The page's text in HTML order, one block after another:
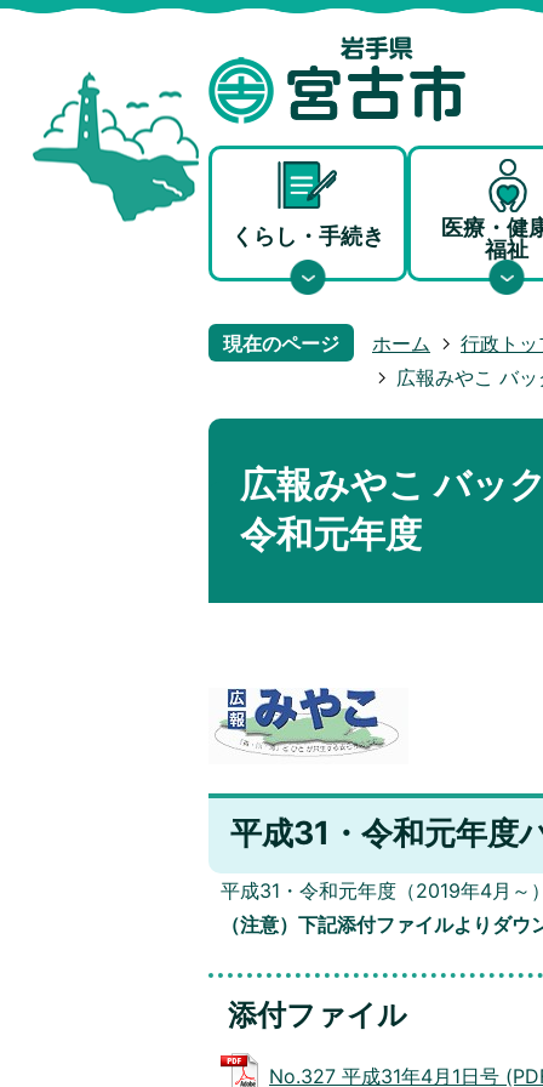
くらし・手続き
医療・健
福祉
現在のページ ホーム
行政ト
広報みやこ バ
広報みやこ バッ
令和元年度
平成31・令和元年度
平成31・令和元年度（2019年4月～
（注意）下記添付ファイルよりダ
添付ファイル
No.327 平成31年4月1日号